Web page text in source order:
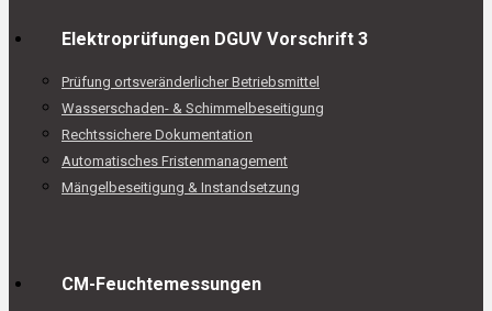
Elektroprüfungen DGUV Vorschrift 3
Prüfung ortsveränderlicher Betriebsmittel
Wasserschaden- & Schimmelbeseitigung
Rechtssichere Dokumentation
Automatisches Fristenmanagement
Mängelbeseitigung & Instandsetzung
CM-Feuchtemessungen